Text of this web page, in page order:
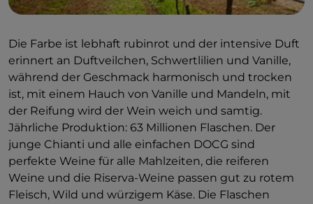
Die Farbe ist lebhaft rubinrot und der intensive Duft
erinnert an Duftveilchen, Schwertlilien und Vanille,
während der Geschmack harmonisch und trocken
ist, mit einem Hauch von Vanille und Mandeln, mit
der Reifung wird der Wein weich und samtig.
Jährliche Produktion: 63 Millionen Flaschen. Der
junge Chianti und alle einfachen DOCG sind
perfekte Weine für alle Mahlzeiten, die reiferen
Weine und die Riserva-Weine passen gut zu rotem
Fleisch, Wild und würzigem Käse. Die Flaschen